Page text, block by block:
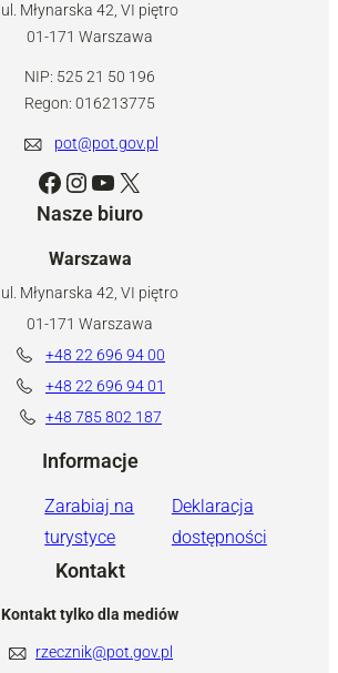
ul. Młynarska 42, VI piętro
01-171 Warszawa
NIP: 525 21 50 196
Regon: 016213775
pot@pot.gov.pl
Facebook Instagram YouTube X
Nasze biuro
Warszawa
ul. Młynarska 42, VI piętro
01-171 Warszawa
+48 22 696 94 00
+48 22 696 94 01
+48 785 802 187
Informacje
Zarabiaj na
turystyce
Deklaracja
dostępności
Kontakt
Kontakt tylko dla mediów
rzecznik@pot.gov.pl